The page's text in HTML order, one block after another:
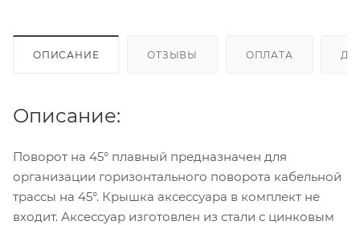
ОПИСАНИЕ ОТЗЫВЫ ОПЛАТА
Описание:
Поворот на 45° плавный предназначен для
организации горизонтального поворота кабельной
трассы на 45°. Крышка аксессуара в комплект не
входит. Аксессуар изготовлен из стали с цинковым